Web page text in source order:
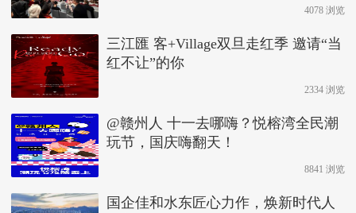
4078 浏览
三江匯 客+Village双旦走红季 邀请“当
红不让”的你
2334 浏览
@赣州人 十一去哪嗨？悦榕湾全民潮
玩节，国庆嗨翻天！
8841 浏览
国企佳和水东匠心力作，焕新时代人